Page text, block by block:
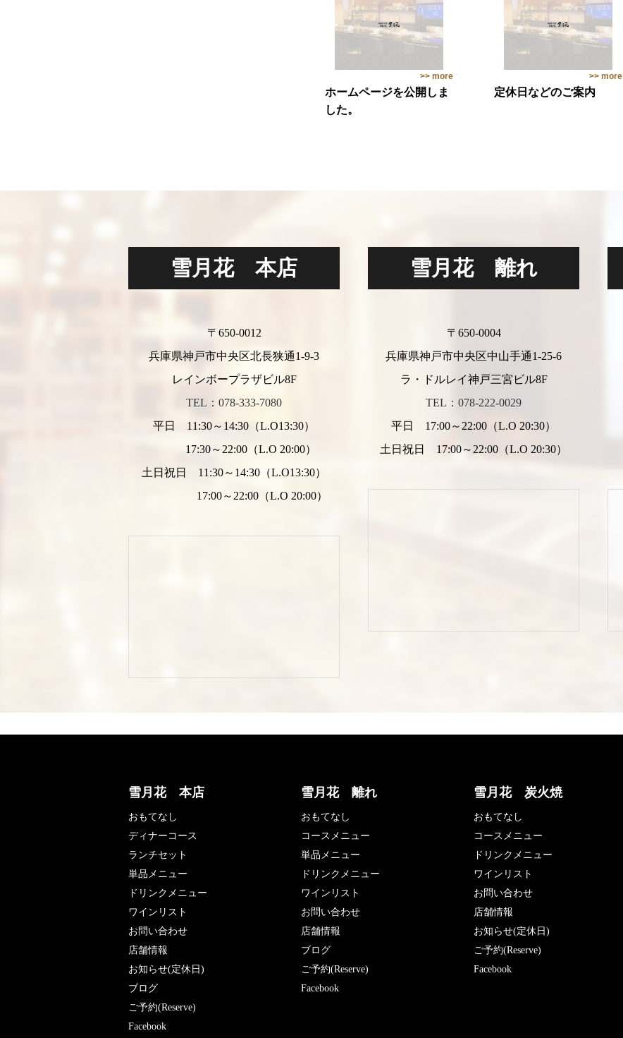
>> more
ホームページを公開しま
した。
>> more
定休日などのご案内
雪月花 本店
〒650-0012
兵庫県神戸市中央区北長狭通1-9-3
レインボープラザビル8F
TEL：078-333-7080
平日 11:30～14:30（L.O13:30）
17:30～22:00（L.O 20:00）
土日祝日 11:30～14:30（L.O13:30）
17:00～22:00（L.O 20:00）
雪月花 離れ
〒650-0004
兵庫県神戸市中央区中山手通1-25-6
ラ・ドルレイ神戸三宮ビル8F
TEL：078-222-0029
平日 17:00～22:00（L.O 20:30）
土日祝日 17:00～22:00（L.O 20:30）
雪月花 本店
おもてなし
ディナーコース
ランチセット
単品メニュー
ドリンクメニュー
ワインリスト
お問い合わせ
店舗情報
お知らせ(定休日)
ブログ
ご予約(Reserve)
Facebook
雪月花 離れ
おもてなし
コースメニュー
単品メニュー
ドリンクメニュー
ワインリスト
お問い合わせ
店舗情報
ブログ
ご予約(Reserve)
Facebook
雪月花 炭火焼
おもてなし
コースメニュー
ドリンクメニュー
ワインリスト
お問い合わせ
店舗情報
お知らせ(定休日)
ご予約(Reserve)
Facebook